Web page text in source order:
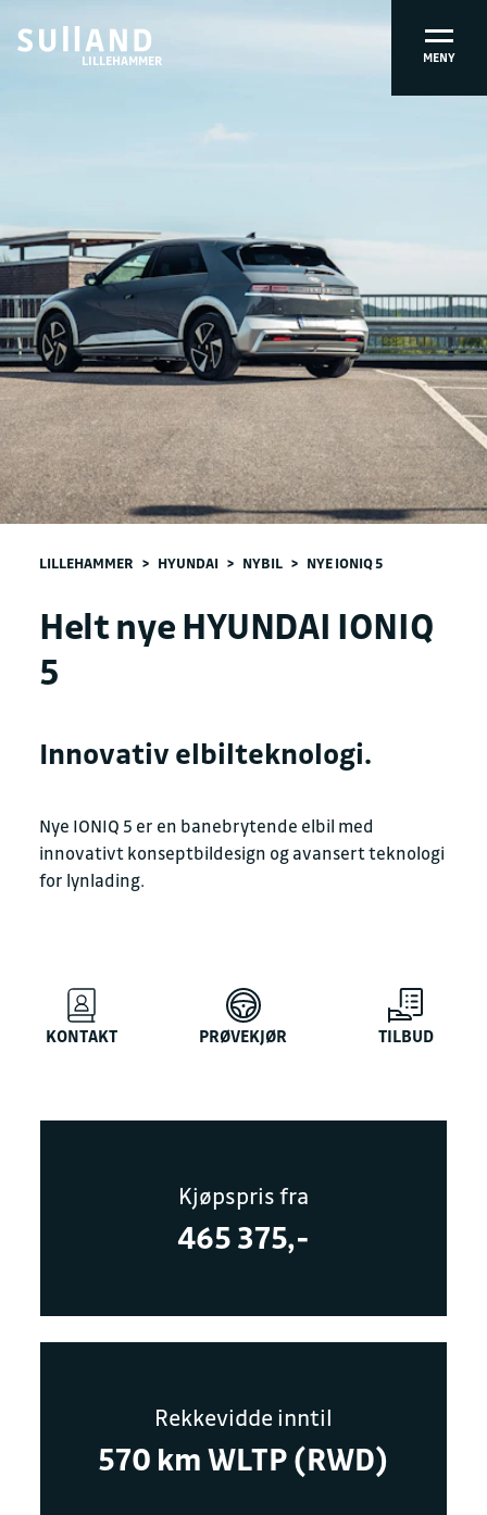
LILLEHAMMER MENY
LILLEHAMMER > HYUNDAI > NYBIL > NYE IONIQ 5
Helt nye HYUNDAI IONIQ
5
Innovativ elbilteknologi.
Nye IONIQ 5 er en banebrytende elbil med
innovativt konseptbildesign og avansert teknologi
for lynlading.
KONTAKT PRØVEKJØR TILBUD
Kjøpspris fra
465 375,-
Rekkevidde inntil
570 km WLTP (RWD)